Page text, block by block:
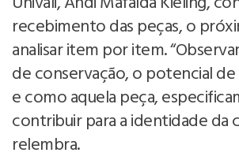
recebimento das peças, o
analisar item por item.
de conservação, o potencial
e como aquela peça,
contribuir para a identidade da
relembra.